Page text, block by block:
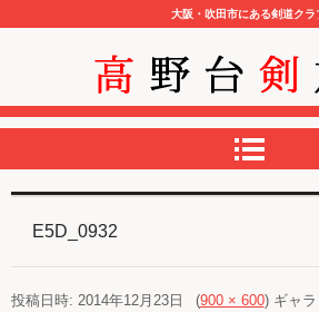
高野台剣友会
大阪・吹田市にある剣道クラ
E5D_0932
投稿日時: 2014年12月23日 (900 × 600) ギャ